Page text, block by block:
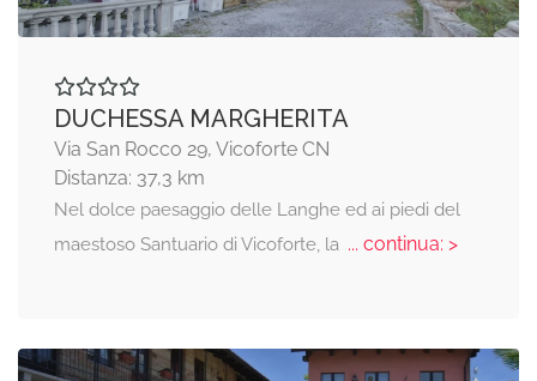
DUCHESSA MARGHERITA
Via San Rocco 29, Vicoforte CN
Distanza: 37,3 km
Nel dolce paesaggio delle Langhe ed ai piedi del
maestoso Santuario di Vicoforte, la ... continua: >